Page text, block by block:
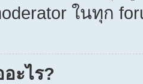
ในทุก
ะไร?